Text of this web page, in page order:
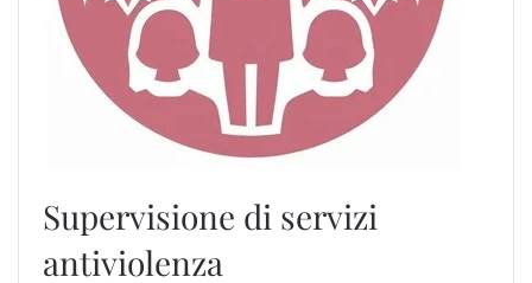
Supervisione di servizi
antiviolenza